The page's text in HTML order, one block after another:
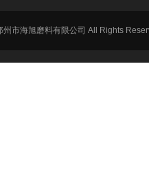
州市海旭磨料有限公司 All Rights